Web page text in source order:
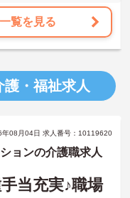
覧を見る
・福祉求人
年08月04日 求人番号：10119620
ョンの介護職求人
当充実♪職場